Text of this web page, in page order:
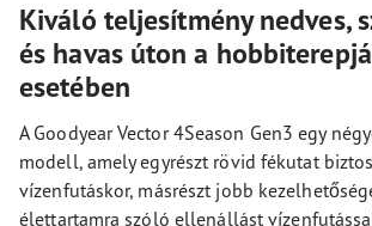
Kiváló teljesítmény nedves,
és havas úton a
esetében
A Goodyear Vector 4Season Gen3 egy
modell, amely egyrészt rövid fékutat
vízenfutáskor, másrészt jobb
élettartamra szóló ellenállást